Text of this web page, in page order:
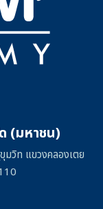
(มหาชน)
มวิท แขวงคลองเตย